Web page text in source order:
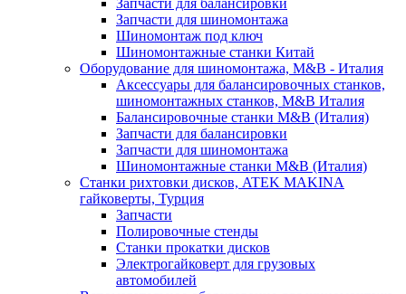
Запчасти для балансировки
Запчасти для шиномонтажа
Шиномонтаж под ключ
Шиномонтажные станки Китай
Оборудование для шиномонтажа, M&B - Италия
Аксессуары для балансировочных станков,
шиномонтажных станков, M&B Италия
Балансировочные станки M&B (Италия)
Запчасти для балансировки
Запчасти для шиномонтажа
Шиномонтажные станки M&B (Италия)
Станки рихтовки дисков, ATEK MAKINA
гайковерты, Турция
Запчасти
Полировочные стенды
Станки прокатки дисков
Электрогайковерт для грузовых
автомобилей